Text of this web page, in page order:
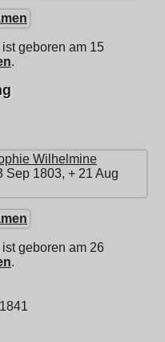
ist geboren am 15
.
Wilhelmine
Sep 1803, + 21 Aug
ist geboren am 26
.